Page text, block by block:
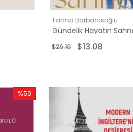
Fatma Barbarosoğlu
$13.08
$26.16
%50
%50İndirim